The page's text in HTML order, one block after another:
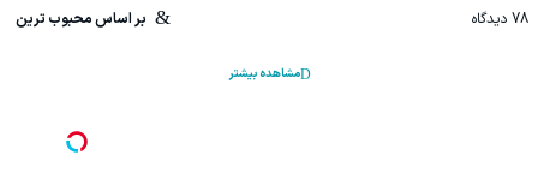
78 دیدگاه بر اساس محبوب ترین
مشاهده بیشتر